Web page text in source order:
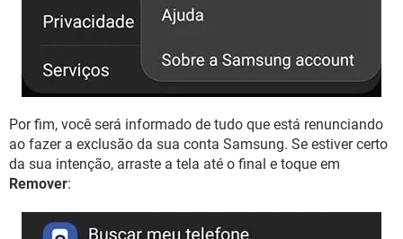
Por fim, você será informado de tudo que está renunciando
ao fazer a exclusão da sua conta Samsung. Se estiver certo
da sua intenção, arraste a tela até o final e toque em
Remover: